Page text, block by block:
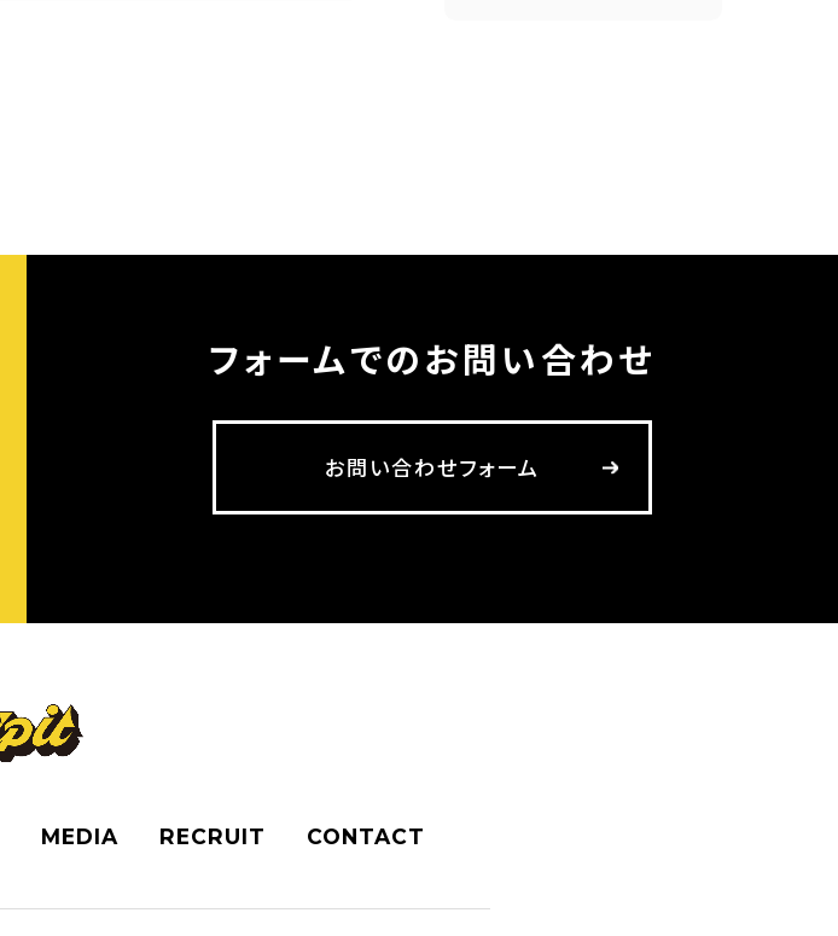
フォームでのお問い合わせ
お問い合わせフォーム
MEDIA RECRUIT CONTACT